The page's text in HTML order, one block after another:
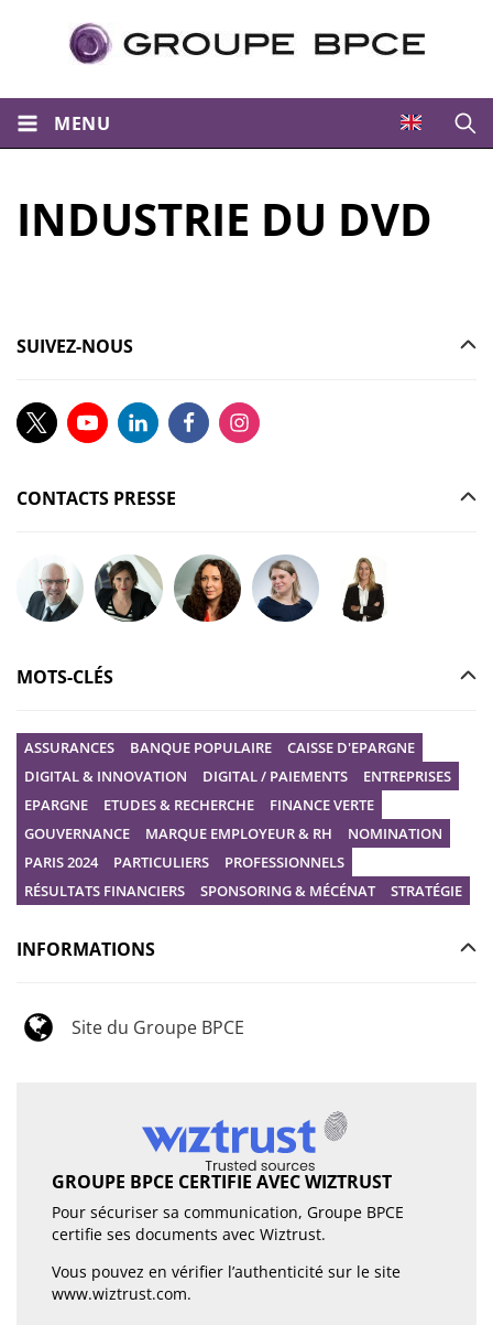
MENU
INDUSTRIE DU DVD
SUIVEZ-NOUS
CONTACTS PRESSE
Poser votre question à Christophe GILBERT
Poser votre question à Fanny KERECKI
Poser votre question à Mélissa
Poser votre question à Marine
Poser votre question
MOTS-CLÉS
ASSURANCES BANQUE POPULAIRE
CAISSE D'EPARGNE
DIGITAL & INNOVATION
DIGITAL / PAIEMENTS
ENTREPRISES
EPARGNE
ETUDES & RECHERCHE
FINANCE VERTE
GOUVERNANCE
MARQUE EMPLOYEUR & RH
NOMINATION
PARIS 2024
PARTICULIERS
PROFESSIONNELS
RÉSULTATS FINANCIERS
SPONSORING & MÉCÉNAT STRATÉGIE
INFORMATIONS
Site du Groupe BPCE
GROUPE BPCE CERTIFIE AVEC WIZTRUST
Pour sécuriser sa communication, Groupe BPCE
certifie ses documents avec Wiztrust.
Vous pouvez en vérifier l’authenticité sur le site
www.wiztrust.com.